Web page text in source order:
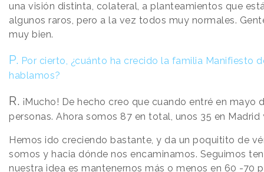
una visión distinta, colateral, a planteamientos que
algunos raros, pero a la vez todos muy normales.
muy bien.
P. Por cierto, ¿cuánto ha crecido la familia Manifiesto
hablamos?
R. ¡Mucho! De hecho creo que cuando entré en mayo
personas. Ahora somos 87 en total, unos 35 en Madrid
Hemos ido creciendo bastante, y da un poquitito de
somos y hacia dónde nos encaminamos. Seguimos
nuestra idea es mantenernos más o menos en 60 -70